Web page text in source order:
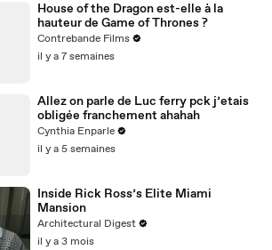
House of the Dragon est-elle à la
hauteur de Game of Thrones ?
Contrebande Films
il y a 7 semaines
Allez on parle de Luc ferry pck j’etais
obligée franchement ahahah
Cynthia Enparle
il y a 5 semaines
Inside Rick Ross’s Elite Miami
Mansion
Architectural Digest
il y a 3 mois